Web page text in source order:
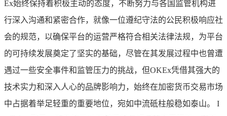
Ex始终保持着积极主动的态度，不断努力与各国监管机构进
行深入沟通和紧密合作，就像一位遵纪守法的公民积极响应社
会的规范，以确保平台的运营严格符合相关法律法规，为平台
的可持续发展奠定了坚实的基础，尽管在其发展过程中也曾遭
遇过一些安全事件和监管压力的挑战，但OKEx凭借其强大的
技术实力和深入人心的品牌影响力，始终在加密货币交易市场
中占据着举足轻重的重要地位，宛如中流砥柱般稳如泰山。 I